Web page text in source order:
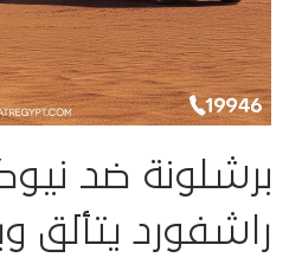
برشلونة ضد
راشفورد يتألق